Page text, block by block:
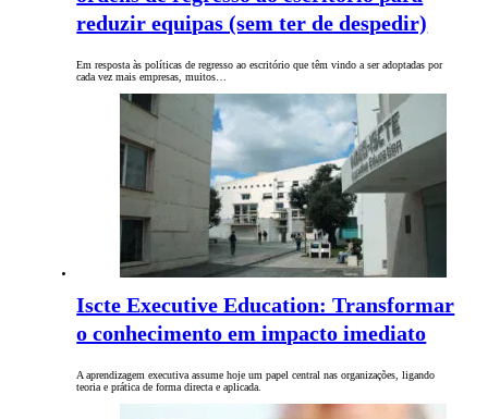
reduzir equipas (sem ter de despedir)
Em resposta às políticas de regresso ao escritório que têm vindo a ser adoptadas por
cada vez mais empresas, muitos…
Iscte Executive Education: Transformar
o conhecimento em impacto imediato
A aprendizagem executiva assume hoje um papel central nas organizações, ligando
teoria e prática de forma directa e aplicada.